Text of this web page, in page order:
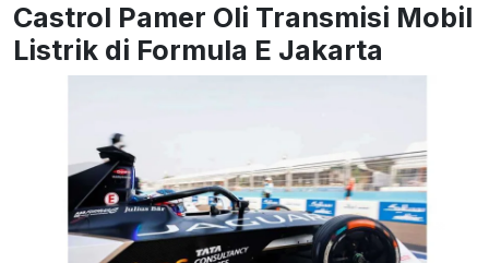
Castrol Pamer Oli Transmisi Mobil
Listrik di Formula E Jakarta